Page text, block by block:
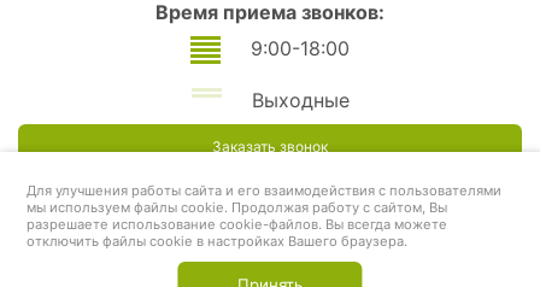
Время приема звонков:
9:00-18:00
Выходные
Заказать звонок
Для улучшения работы сайта и его взаимодействия с пользователями
мы используем файлы cookie. Продолжая работу с сайтом, Вы
разрешаете использование cookie-файлов. Вы всегда можете
отключить файлы cookie в настройках Вашего браузера.